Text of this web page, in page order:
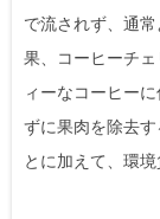
で流されず、通
果、コーヒーチ
ィーなコーヒー
ずに果肉を除去
とに加えて、環